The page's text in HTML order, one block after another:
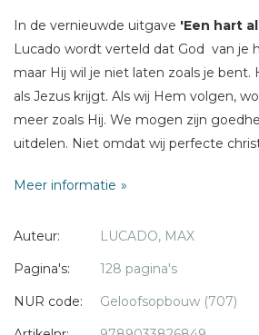
In de vernieuwde uitgave 'Een hart
Lucado wordt verteld dat God van je
maar Hij wil je niet laten zoals je bent.
als Jezus krijgt. Als wij Hem volgen,
meer zoals Hij. We mogen zijn
uitdelen. Niet omdat wij perfecte
bij belijdenis of volwassendoop.
Meer informatie
Auteur:
LUCADO, MAX
Pagina's:
128 pagina's
NUR code:
Geloofsopbouw (707)
Bericht *
* = verplicht